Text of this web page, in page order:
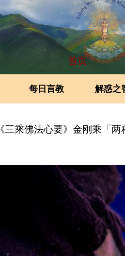
首页
每日言教 解惑之
《三乘佛法心要》金刚乘「